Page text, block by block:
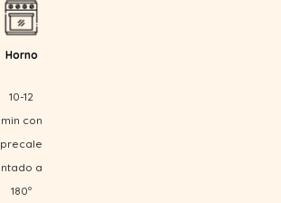
Horno
10-12
min con
precale
ntado a
180º